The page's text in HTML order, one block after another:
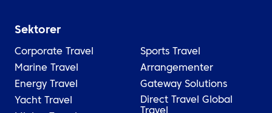
Sektorer
Corporate Travel
Marine Travel
Energy Travel
Yacht Travel
Sports Travel
Arrangementer
Gateway Solutions
Direct Travel Global